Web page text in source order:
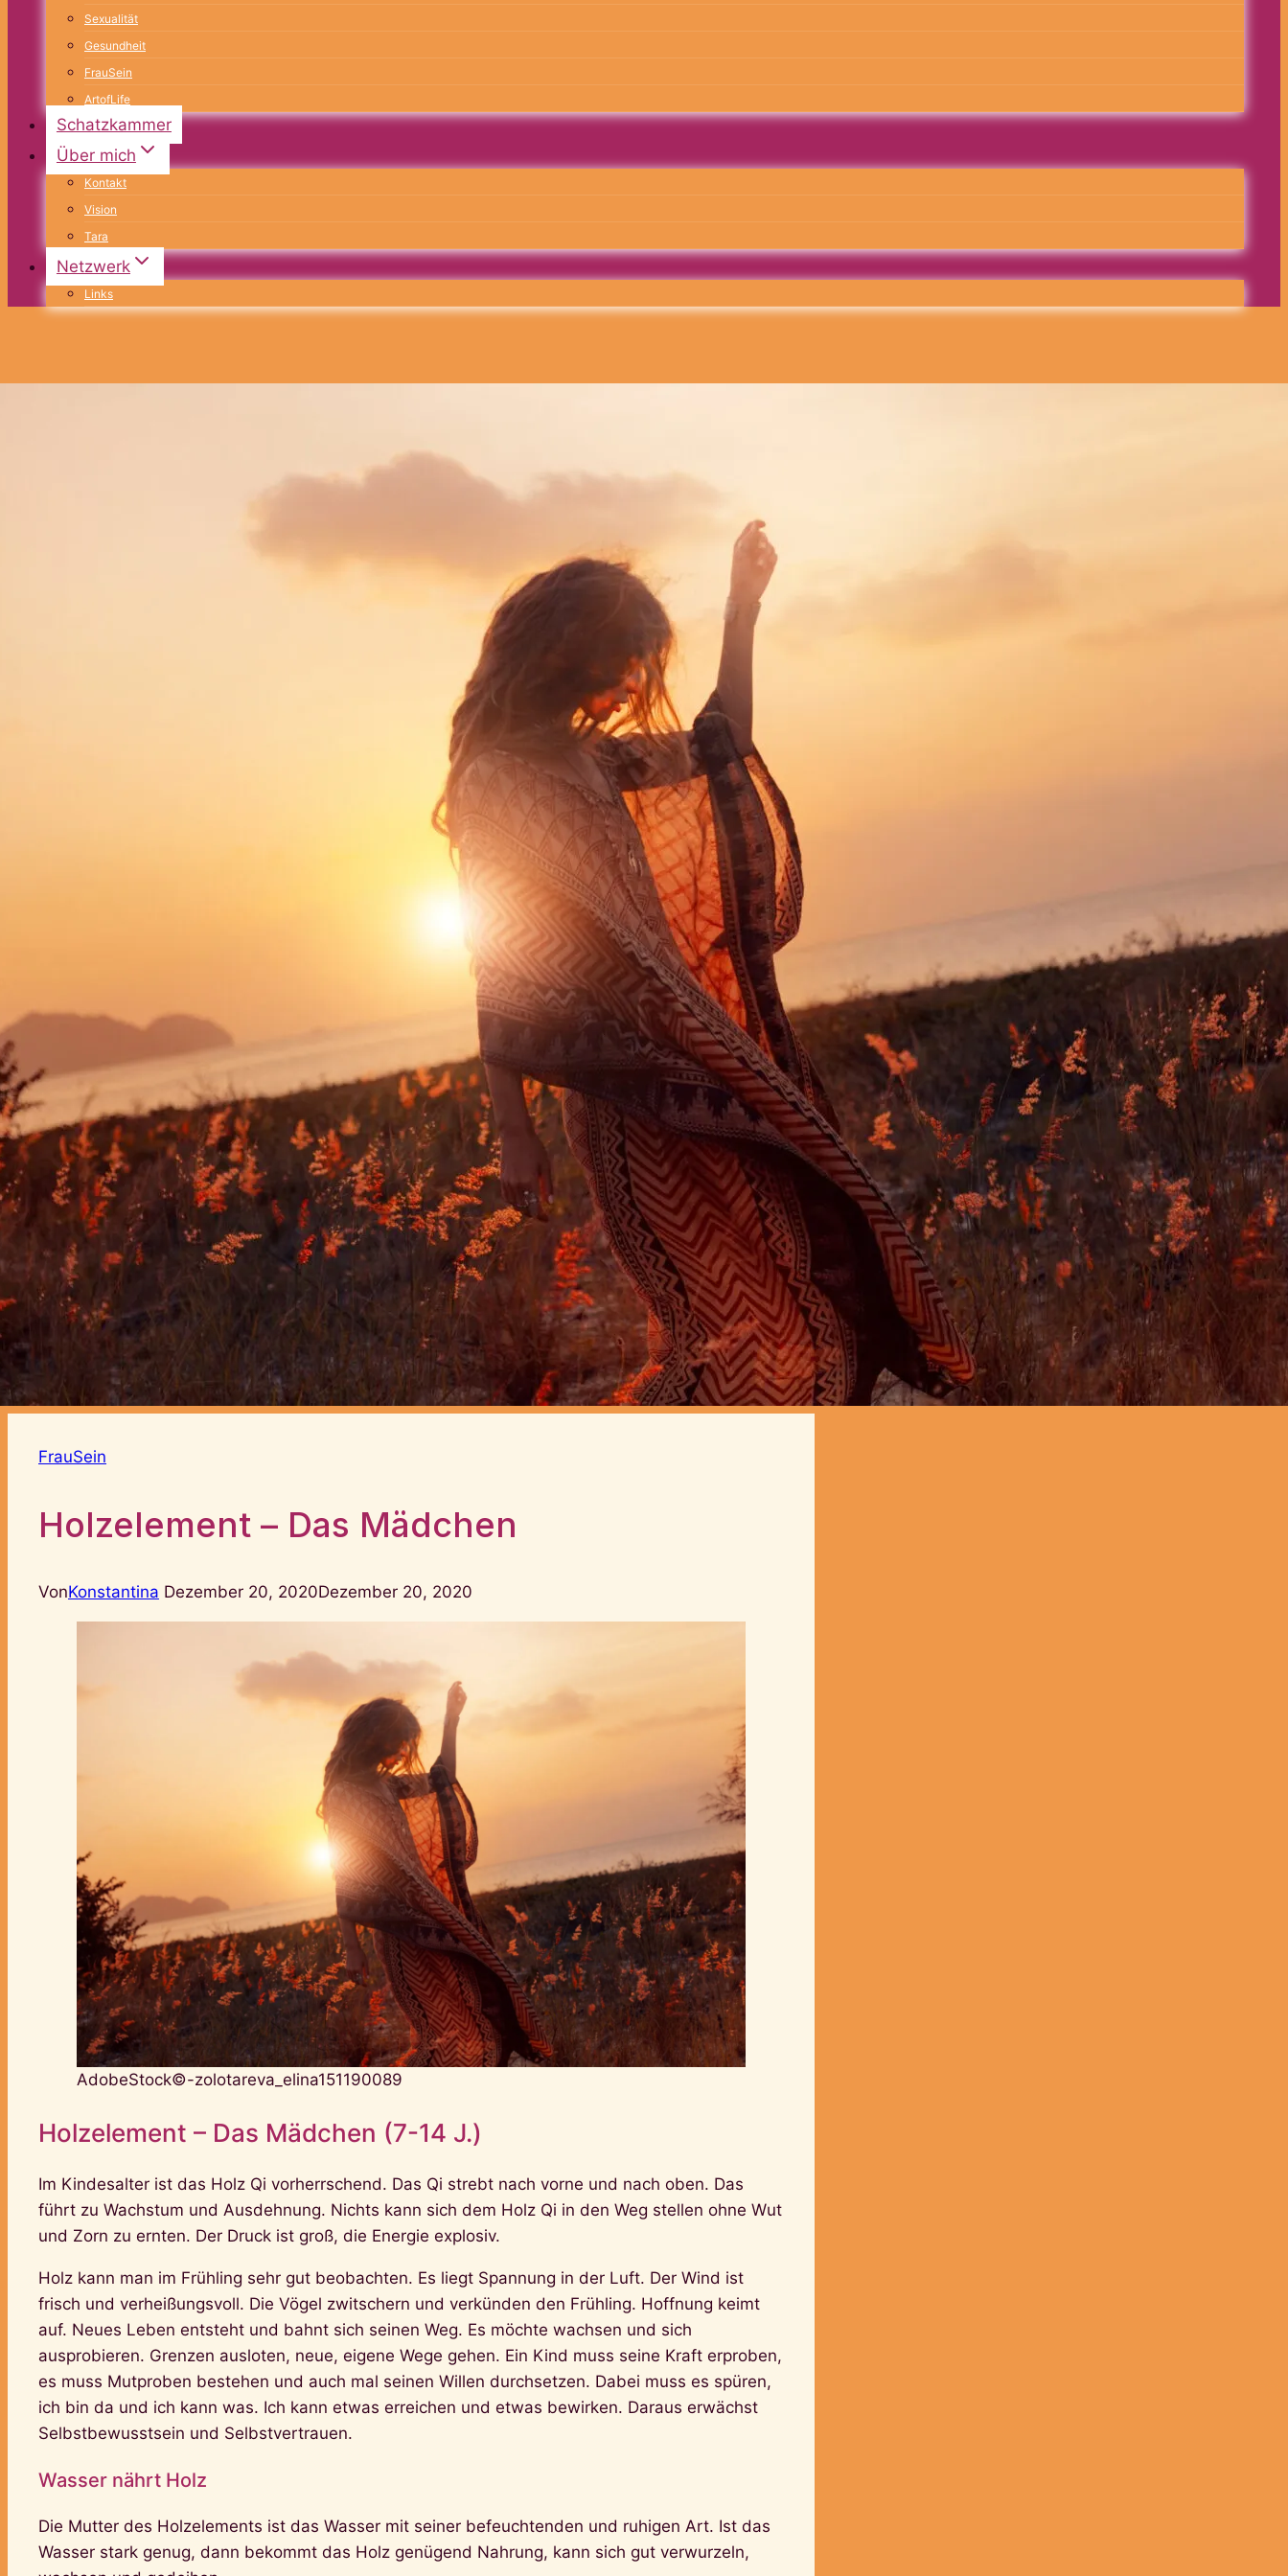
Sexualität
Gesundheit
FrauSein
ArtofLife
Schatzkammer
Über mich
Kontakt
Vision
Tara
Netzwerk
Links
FrauSein
Holzelement – Das Mädchen
VonKonstantina Dezember 20, 2020Dezember 20, 2020
AdobeStock©-zolotareva_elina151190089
Holzelement – Das Mädchen (7-14 J.)
Im Kindesalter ist das Holz Qi vorherrschend. Das Qi strebt nach vorne und nach oben. Das
führt zu Wachstum und Ausdehnung. Nichts kann sich dem Holz Qi in den Weg stellen ohne Wut
und Zorn zu ernten. Der Druck ist groß, die Energie explosiv.
Holz kann man im Frühling sehr gut beobachten. Es liegt Spannung in der Luft. Der Wind ist
frisch und verheißungsvoll. Die Vögel zwitschern und verkünden den Frühling. Hoffnung keimt
auf. Neues Leben entsteht und bahnt sich seinen Weg. Es möchte wachsen und sich
ausprobieren. Grenzen ausloten, neue, eigene Wege gehen. Ein Kind muss seine Kraft erproben,
es muss Mutproben bestehen und auch mal seinen Willen durchsetzen. Dabei muss es spüren,
ich bin da und ich kann was. Ich kann etwas erreichen und etwas bewirken. Daraus erwächst
Selbstbewusstsein und Selbstvertrauen.
Wasser nährt Holz
Die Mutter des Holzelements ist das Wasser mit seiner befeuchtenden und ruhigen Art. Ist das
Wasser stark genug, dann bekommt das Holz genügend Nahrung, kann sich gut verwurzeln,